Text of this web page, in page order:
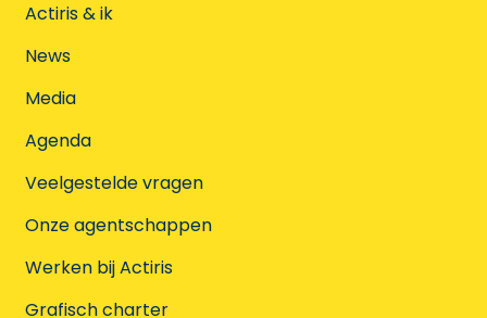
Actiris & ik
News
Media
Agenda
Veelgestelde vragen
Onze agentschappen
Werken bij Actiris
Grafisch charter